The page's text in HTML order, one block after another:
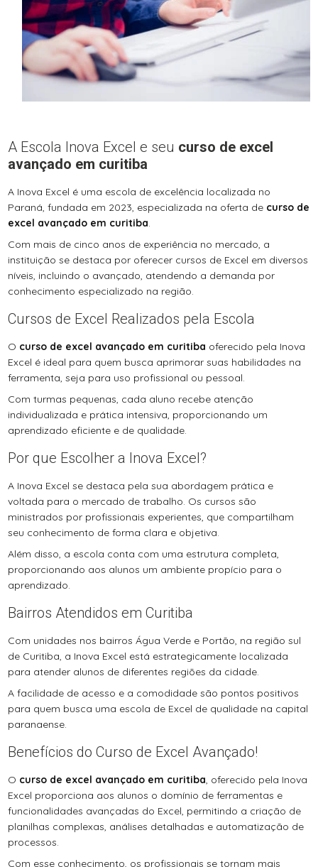
A Escola Inova Excel e seu curso de excel
avançado em curitiba
A Inova Excel é uma escola de excelência localizada no
Paraná, fundada em 2023, especializada na oferta de curso de
excel avançado em curitiba.
Com mais de cinco anos de experiência no mercado, a
instituição se destaca por oferecer cursos de Excel em diversos
níveis, incluindo o avançado, atendendo a demanda por
conhecimento especializado na região.
Cursos de Excel Realizados pela Escola
O curso de excel avançado em curitiba oferecido pela Inova
Excel é ideal para quem busca aprimorar suas habilidades na
ferramenta, seja para uso profissional ou pessoal.
Com turmas pequenas, cada aluno recebe atenção
individualizada e prática intensiva, proporcionando um
aprendizado eficiente e de qualidade.
Por que Escolher a Inova Excel?
A Inova Excel se destaca pela sua abordagem prática e
voltada para o mercado de trabalho. Os cursos são
ministrados por profissionais experientes, que compartilham
seu conhecimento de forma clara e objetiva.
Além disso, a escola conta com uma estrutura completa,
proporcionando aos alunos um ambiente propício para o
aprendizado.
Bairros Atendidos em Curitiba
Com unidades nos bairros Água Verde e Portão, na região sul
de Curitiba, a Inova Excel está estrategicamente localizada
para atender alunos de diferentes regiões da cidade.
A facilidade de acesso e a comodidade são pontos positivos
para quem busca uma escola de Excel de qualidade na capital
paranaense.
Benefícios do Curso de Excel Avançado!
O curso de excel avançado em curitiba, oferecido pela Inova
Excel proporciona aos alunos o domínio de ferramentas e
funcionalidades avançadas do Excel, permitindo a criação de
planilhas complexas, análises detalhadas e automatização de
processos.
Com esse conhecimento, os profissionais se tornam mais